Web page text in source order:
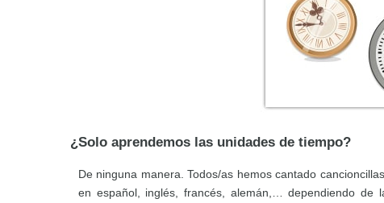
¿Solo aprendemos las unidades de tiempo?
De ninguna manera. Todos/as hemos cantado
en español, inglés, francés, alemán,… dependiendo de